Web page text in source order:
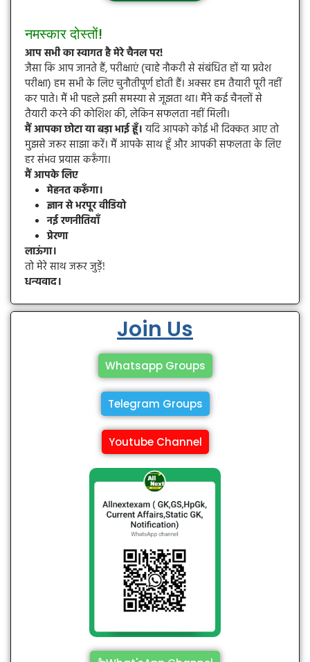
नमस्कार दोस्तों!
आप सभी का स्वागत है मेरे चैनल पर!
जैसा कि आप जानते हैं, परीक्षाएं (चाहे नौकरी से संबंधित हों या प्रवेश
परीक्षा) हम सभी के लिए चुनौतीपूर्ण होती हैं। अक्सर हम तैयारी पूरी नहीं
कर पाते। मैं भी पहले इसी समस्या से जूझता था। मैंने कई चैनलों से
तैयारी करने की कोशिश की, लेकिन सफलता नहीं मिली।
मैं आपका छोटा या बड़ा भाई हूँ।यदि आपको कोई भी दिक्कत आए तो
मुझसे जरूर साझा करें। मैं आपके साथ हूँ और आपकी सफलता के लिए
हर संभव प्रयास करूँगा।
मैं आपके लिए
मेहनत करूँगा।
ज्ञान से भरपूर वीडियो
नई रणनीतियाँ
प्रेरणा
लाऊंगा।
तो मेरे साथ जरूर जुड़ें!
धन्यवाद।
Join Us
Whatsapp Groups
Telegram Groups
Youtube Channel